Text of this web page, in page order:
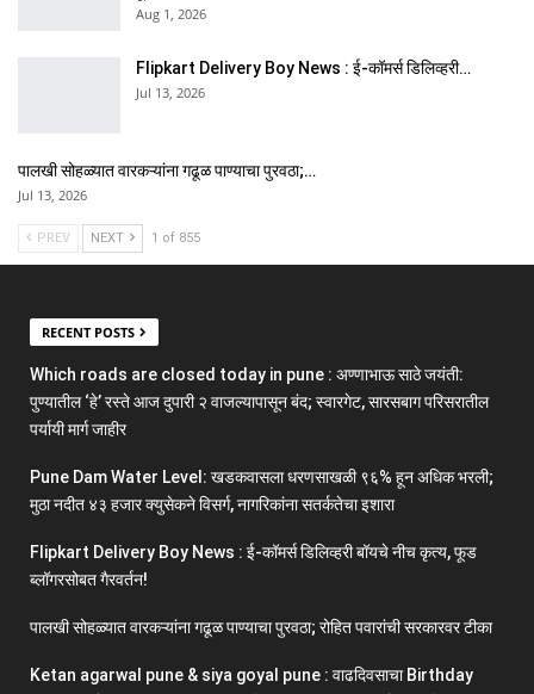
Aug 1, 2026
Flipkart Delivery Boy News : ई-कॉमर्स डिलिव्हरी…
Jul 13, 2026
पालखी सोहळ्यात वारकऱ्यांना गढूळ पाण्याचा पुरवठा;…
Jul 13, 2026
PREV NEXT 1 of 855
RECENT POSTS
Which roads are closed today in pune : अण्णाभाऊ साठे जयंती:
पुण्यातील ‘हे’ रस्ते आज दुपारी २ वाजल्यापासून बंद; स्वारगेट, सारसबाग परिसरातील
पर्यायी मार्ग जाहीर
Pune Dam Water Level: खडकवासला धरणसाखळी ९६% हून अधिक भरली;
मुठा नदीत ४३ हजार क्युसेकने विसर्ग, नागरिकांना सतर्कतेचा इशारा
Flipkart Delivery Boy News : ई-कॉमर्स डिलिव्हरी बॉयचे नीच कृत्य, फूड
ब्लॉगरसोबत गैरवर्तन!
पालखी सोहळ्यात वारकऱ्यांना गढूळ पाण्याचा पुरवठा; रोहित पवारांची सरकारवर टीका
Ketan agarwal pune & siya goyal pune : वाढदिवसाचा Birthday